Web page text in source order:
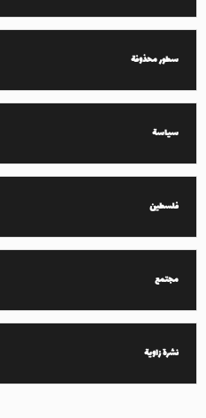
سطور محذوفة
سياسة
فلسطين
مجتمع
نشرة زاوية